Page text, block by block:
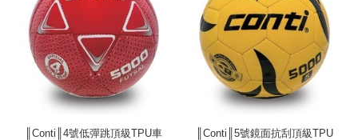
║Conti║4號低彈跳頂級TPU車
║Conti║5號鏡面抗刮頂級TPU